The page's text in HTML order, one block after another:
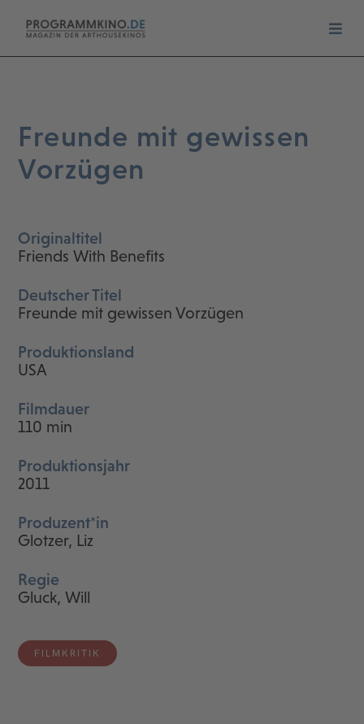
Freunde mit gewissen
Vorzügen
Originaltitel
Friends With Benefits
Deutscher Titel
Freunde mit gewissen Vorzügen
Produktionsland
USA
Filmdauer
110 min
Produktionsjahr
2011
Produzent*in
Glotzer, Liz
Regie
Gluck, Will
FILMKRITIK